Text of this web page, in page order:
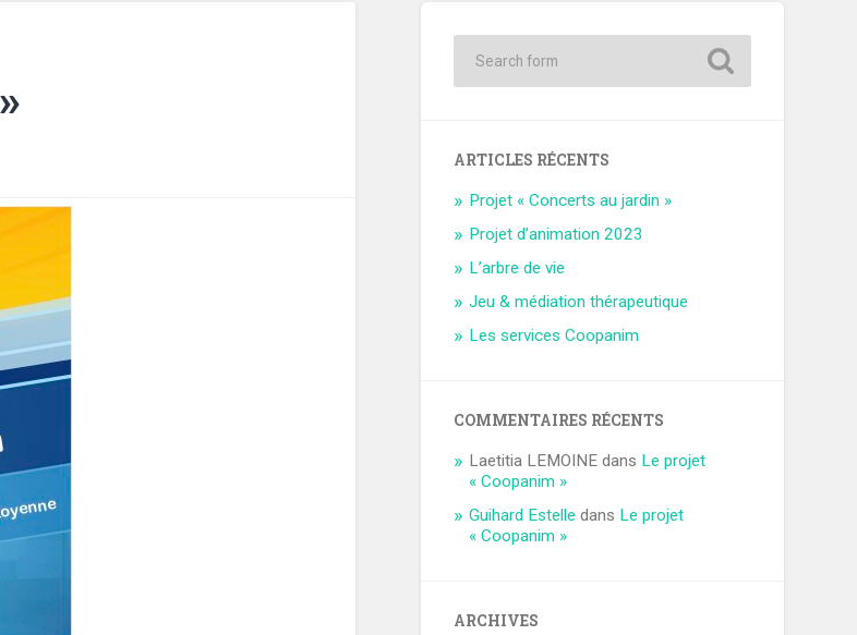
ARTICLES RÉCENTS
Projet « Concerts au jardin »
Projet d’animation 2023
L’arbre de vie
Jeu & médiation thérapeutique
Les services Coopanim
COMMENTAIRES RÉCENTS
Laetitia LEMOINE dans Le projet
« Coopanim »
Guihard Estelle dans Le projet
« Coopanim »
ARCHIVES